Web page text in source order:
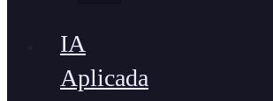
IA
Aplicada